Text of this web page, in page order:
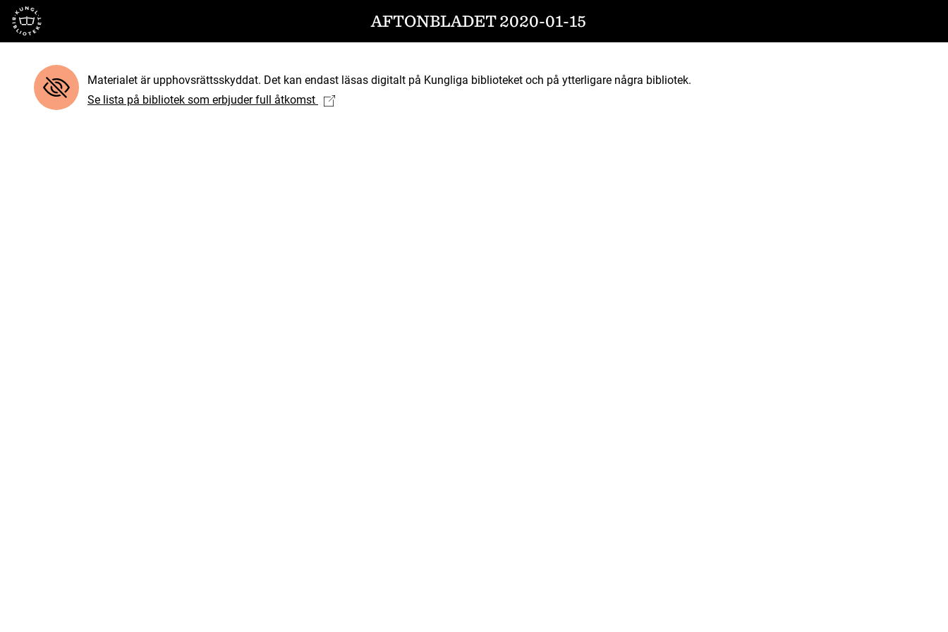
Till startsidan AFTONBLADET 2020-01-15
Materialet är upphovsrättsskyddat. Det kan endast läsas digitalt på Kungliga biblioteket och på ytterligare några bibliotek.
Se lista på bibliotek som erbjuder full åtkomst